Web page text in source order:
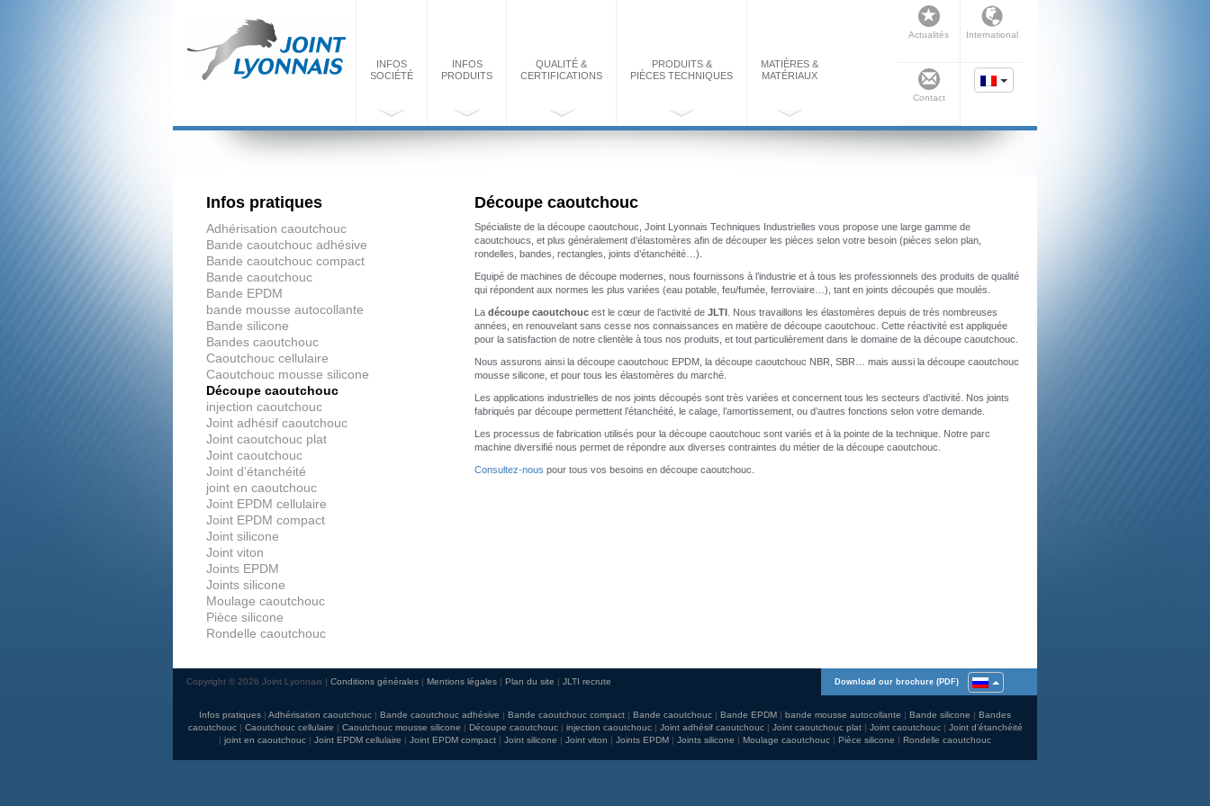
Actualités International
Contact
INFOS
SOCIÉTÉ
INFOS
PRODUITS
QUALITÉ &
CERTIFICATIONS
PRODUITS &
PIÈCES TECHNIQUES
MATIÈRES &
MATÉRIAUX
Infos pratiques
Adhérisation caoutchouc
Bande caoutchouc adhésive
Bande caoutchouc compact
Bande caoutchouc
Bande EPDM
bande mousse autocollante
Bande silicone
Bandes caoutchouc
Caoutchouc cellulaire
Caoutchouc mousse silicone
Découpe caoutchouc
injection caoutchouc
Joint adhésif caoutchouc
Joint caoutchouc plat
Joint caoutchouc
Joint d’étanchéité
joint en caoutchouc
Joint EPDM cellulaire
Joint EPDM compact
Joint silicone
Joint viton
Joints EPDM
Joints silicone
Moulage caoutchouc
Pièce silicone
Rondelle caoutchouc
Découpe caoutchouc
Spécialiste de la découpe caoutchouc, Joint Lyonnais Techniques Industrielles vous propose une large gamme de
caoutchoucs, et plus généralement d’élastomères afin de découper les pièces selon votre besoin (pièces selon plan,
rondelles, bandes, rectangles, joints d’étanchéité…).
Equipé de machines de découpe modernes, nous fournissons à l’industrie et à tous les professionnels des produits de qualité
qui répondent aux normes les plus variées (eau potable, feu/fumée, ferroviaire…), tant en joints découpés que moulés.
La découpe caoutchoucest le cœur de l’activité de JLTI. Nous travaillons les élastomères depuis de très nombreuses
années, en renouvelant sans cesse nos connaissances en matière de découpe caoutchouc. Cette réactivité est appliquée
pour la satisfaction de notre clientèle à tous nos produits, et tout particulièrement dans le domaine de la découpe caoutchouc.
Nous assurons ainsi la découpe caoutchouc EPDM, la découpe caoutchouc NBR, SBR… mais aussi la découpe caoutchouc
mousse silicone, et pour tous les élastomères du marché.
Les applications industrielles de nos joints découpés sont très variées et concernent tous les secteurs d’activité. Nos joints
fabriqués par découpe permettent l’étanchéité, le calage, l’amortissement, ou d’autres fonctions selon votre demande.
Les processus de fabrication utilisés pour la découpe caoutchouc sont variés et à la pointe de la technique. Notre parc
machine diversifié nous permet de répondre aux diverses contraintes du métier de la découpe caoutchouc.
Consultez-nous pour tous vos besoins en découpe caoutchouc.
Copyright © 2026 Joint Lyonnais Conditions générales Mentions légales Plan du site JLTI recrute Download our brochure (PDF)
Infos pratiques Adhérisation caoutchouc Bande caoutchouc adhésive Bande caoutchouc compact Bande caoutchouc Bande EPDM bande mousse autocollante Bande silicone
Bandes
caoutchouc
Caoutchouc cellulaire Caoutchouc mousse silicone Découpe caoutchouc injection caoutchouc Joint adhésif caoutchouc Joint caoutchouc plat Joint caoutchouc
Joint d’étanchéité
joint en caoutchouc
Joint EPDM cellulaire Joint EPDM compact Joint silicone Joint viton Joints EPDM Joints silicone Moulage caoutchouc Pièce silicone Rondelle caoutchouc